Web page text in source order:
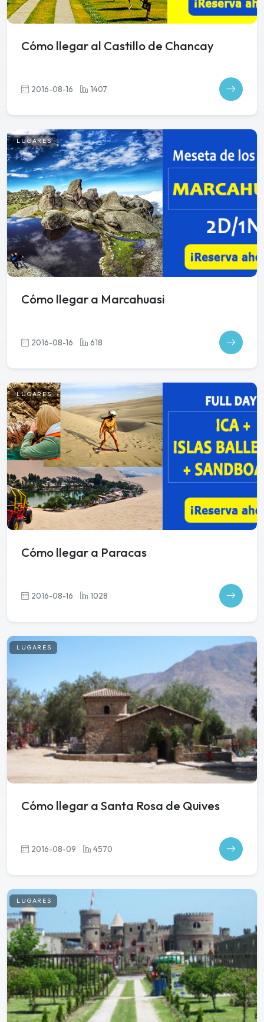
Cómo llegar al Castillo de Chancay
2016-08-16 1407
LUGARES
Cómo llegar a Marcahuasi
2016-08-16 618
LUGARES
Cómo llegar a Paracas
2016-08-16 1028
LUGARES
Cómo llegar a Santa Rosa de Quives
2016-08-09 4570
LUGARES